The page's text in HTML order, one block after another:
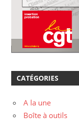
CATÉGORIES
A la une
Boîte à outils